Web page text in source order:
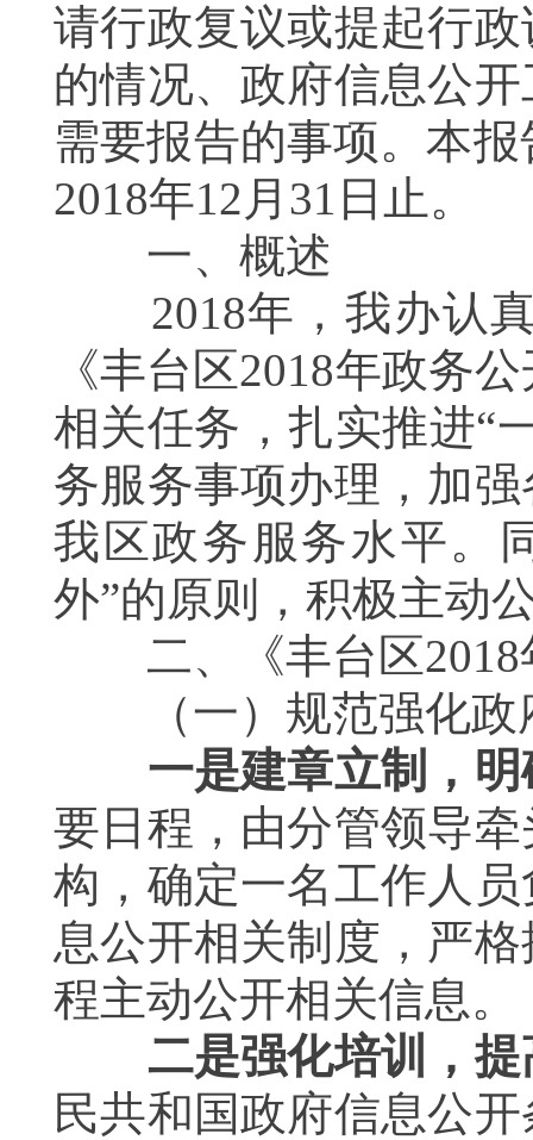
请行政复议或提起行
的情况、政府信息公
需要报告的事项。本报
2018年12 月 31 日止。
一、概述
2018年，我办认
《丰台区2018年政务
相关任务，扎实推进“
务服务事项办理，加
我区政务服务水平。
外”的原则，积极主动
二、《丰台区2018
（一）规范强化政
一是建章立制，明
要日程，由分管领导
构，确定一名工作人
息公开相关制度，严
程主动公开相关信息。
二是强化培训，提
民共和国政府信息公